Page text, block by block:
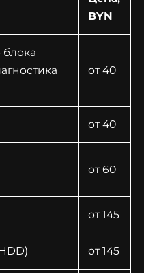
BYN
блока
от 40
от 40
от 60
от 145
от 145